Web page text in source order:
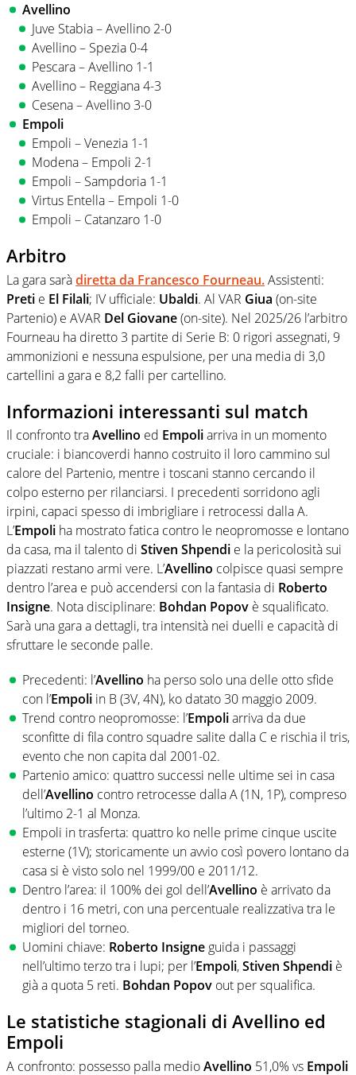
Avellino
Juve Stabia – Avellino 2-0
Avellino – Spezia 0-4
Pescara – Avellino 1-1
Avellino – Reggiana 4-3
Cesena – Avellino 3-0
Empoli
Empoli – Venezia 1-1
Modena – Empoli 2-1
Empoli – Sampdoria 1-1
Virtus Entella – Empoli 1-0
Empoli – Catanzaro 1-0
Arbitro
La gara saràdiretta da Francesco Fourneau.Assistenti:
Preti e El Filali; IV ufficiale: Ubaldi. Al VAR Giua (on-site
Partenio) e AVAR Del Giovane(on-site). Nel 2025/26 l’arbitro
Fourneau ha diretto 3 partite di Serie B: 0 rigori assegnati, 9
ammonizioni e nessuna espulsione, per una media di 3,0
cartellini a gara e 8,2 falli per cartellino.
Informazioni interessanti sul match
Il confronto traAvellino ed Empoliarriva in un momento
cruciale: i biancoverdi hanno costruito il loro cammino sul
calore del Partenio, mentre i toscani stanno cercando il
colpo esterno per rilanciarsi. I precedenti sorridono agli
irpini, capaci spesso di imbrigliare i retrocessi dalla A.
L’Empoli ha mostrato fatica contro le neopromosse e lontano
da casa, ma il talento di Stiven Shpendi e la pericolosità sui
piazzati restano armi vere. L’Avellino colpisce quasi sempre
dentro l’area e può accendersi con la fantasia di Roberto
Insigne. Nota disciplinare: Bohdan Popov è squalificato.
Sarà una gara a dettagli, tra intensità nei duelli e capacità di
sfruttare le seconde palle.
Precedenti: l’Avellino ha perso solo una delle otto sfide
con l’Empoli in B (3V, 4N), ko datato 30 maggio 2009.
Trend contro neopromosse: l’Empoliarriva da due
sconfitte di fila contro squadre salite dalla C e rischia il tris,
evento che non capita dal 2001-02.
Partenio amico: quattro successi nelle ultime sei in casa
dell’Avellino contro retrocesse dalla A (1N, 1P), compreso
l’ultimo 2-1 al Monza.
Empoli in trasferta: quattro ko nelle prime cinque uscite
esterne (1V); storicamente un avvio così povero lontano da
casa si è visto solo nel 1999/00 e 2011/12.
Dentro l’area: il 100% dei gol dell’Avellino è arrivato da
dentro i 16 metri, con una percentuale realizzativa tra le
migliori del torneo.
Uomini chiave: Roberto Insigneguida i passaggi
nell’ultimo terzo tra i lupi; per l’Empoli,Stiven Shpendi è
già a quota 5 reti. Bohdan Popov out per squalifica.
Le statistiche stagionali di Avellino ed
Empoli
A confronto: possesso palla medioAvellino 51,0% vs Empoli